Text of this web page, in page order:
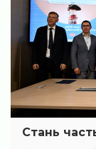
Стань